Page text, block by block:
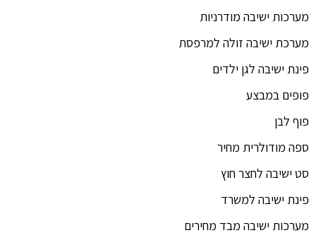
מערכות ישיבה מודרניות
מערכת ישיבה זולה למרפסת
פינת ישיבה לגן ילדים
פופים במבצע
פוף לבן
ספה מודולרית מחיר
סט ישיבה לחצר חוץ
פינת ישיבה למשרד
מערכות ישיבה מבד מחירים